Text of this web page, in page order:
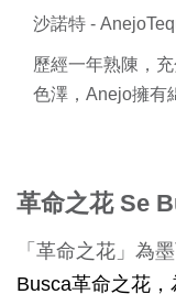
沙諾特 -
歷經一年熟陳，
色澤，Anejo擁有
革命之花 Se
「革命之花」為
Busca革命之花